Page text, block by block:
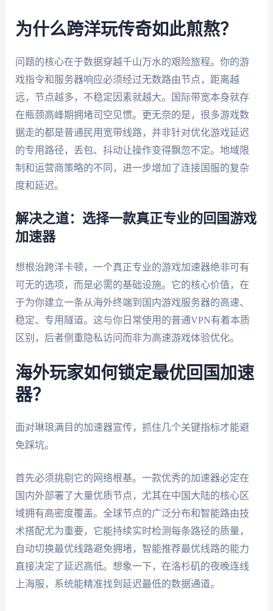
为什么跨洋玩传奇如此煎熬？
问题的核心在于数据穿越千山万水的艰险旅程。你的游
戏指令和服务器响应必须经过无数路由节点，距离越
远，节点越多，不稳定因素就越大。国际带宽本身就存
在瓶颈高峰期拥堵司空见惯。更无奈的是，很多游戏数
据走的都是普通民用宽带线路，并非针对优化游戏延迟
的专用路径，丢包、抖动让操作变得飘忽不定。地域限
制和运营商策略的不同，进一步增加了连接国服的复杂
度和延迟。
解决之道：选择一款真正专业的回国游戏
加速器
想根治跨洋卡顿，一个真正专业的游戏加速器绝非可有
可无的选项，而是必需的基础设施。它的核心价值，在
于为你建立一条从海外终端到国内游戏服务器的高速、
稳定、专用隧道。这与你日常使用的普通VPN有着本质
区别，后者侧重隐私访问而非为高速游戏体验优化。
海外玩家如何锁定最优回国加速
器？
面对琳琅满目的加速器宣传，抓住几个关键指标才能避
免踩坑。
首先必须挑剔它的网络根基。一款优秀的加速器必定在
国内外部署了大量优质节点，尤其在中国大陆的核心区
域拥有高密度覆盖。全球节点的广泛分布和智能路由技
术搭配尤为重要，它能持续实时检测每条路径的质量，
自动切换最优线路避免拥堵，智能推荐最优线路的能力
直接决定了延迟高低。想象一下，在洛杉矶的夜晚连线
上海服，系统能精准找到延迟最低的数据通道。